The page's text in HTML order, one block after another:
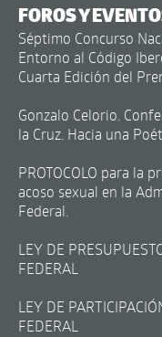
FOROS Y
Séptimo Concurso
Entorno al Código
Cuarta Edición del
Gonzalo Celorio.
la Cruz. Hacia una
PROTOCOLO para la
acoso sexual en la
Federal.
LEY DE
FEDERAL
LEY DE
FEDERAL